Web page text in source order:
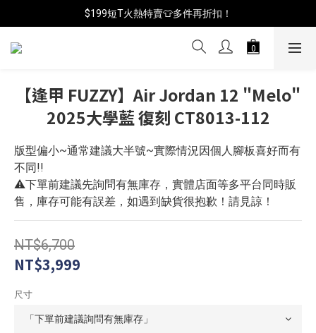
📦年中破盤出清(買鞋送襪)
$199短T火熱特賣👕多件再折扣！
📦年中破盤出清(買鞋送襪)
【逢甲 FUZZY】Air Jordan 12 "Melo"
2025大學藍 復刻 CT8013-112
版型偏小~通常建議大半號~實際情況因個人腳板喜好而有
不同!!
⚠️下單前建議先詢問有無庫存，實體店面等多平台同時販
售，庫存可能有誤差，如遇到缺貨很抱歉！請見諒！
NT$6,700
NT$3,999
尺寸